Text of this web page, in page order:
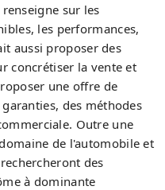
sur les
les performances,
aussi proposer des
concrétiser la vente et
une offre de
des méthodes
Outre une
de l'automobile et
des
à dominante